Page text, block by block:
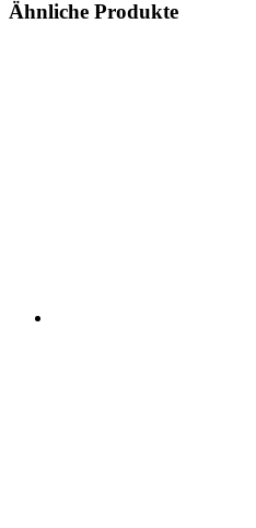
Ähnliche Produkte